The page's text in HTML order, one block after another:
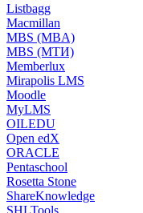
Listbagg
Macmillan
MBS (MBA)
MBS (МТИ)
Memberlux
Mirapolis LMS
Moodle
MyLMS
OILEDU
Open edX
ORACLE
Pentaschool
Rosetta Stone
ShareKnowledge
SHLTools